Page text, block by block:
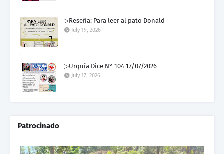
▷Reseña: Para leer al pato Donald
July 19, 2026
▷Urquía Dice N° 104 17/07/2026
July 17, 2026
Patrocinado